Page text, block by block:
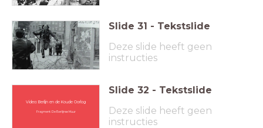
Slide 31 - Tekstslide
Deze slide heeft geen
instructies
Video: Berlijn en de Koude Oorlog
Fragment: De Berlijnse Muur
Slide 32 - Tekstslide
Deze slide heeft geen
instructies